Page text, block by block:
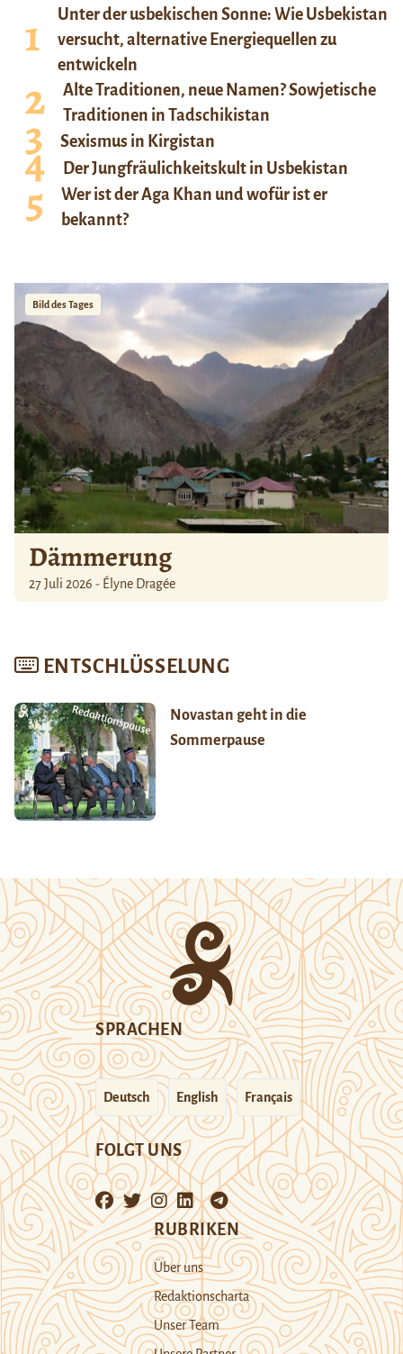
Unter der usbekischen Sonne: Wie Usbekistan
versucht, alternative Energiequellen zu
entwickeln
Alte Traditionen, neue Namen? Sowjetische
Traditionen in Tadschikistan
Sexismus in Kirgistan
Der Jungfräulichkeitskult in Usbekistan
Wer ist der Aga Khan und wofür ist er
bekannt?
Bild des Tages
Dämmerung
27 Juli 2026 - Élyne Dragée
ENTSCHLÜSSELUNG
Novastan geht in die
Sommerpause
SPRACHEN
Deutsch English Français
FOLGT UNS
RUBRIKEN
Über uns
Redaktionscharta
Unser Team